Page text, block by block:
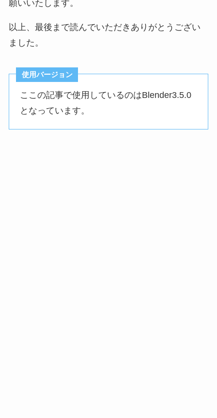
願いいたします。
以上、最後まで読んでいただきありがとうござい
ました。
使用バージョン
ここの記事で使用しているのはBlender3.5.0
となっています。